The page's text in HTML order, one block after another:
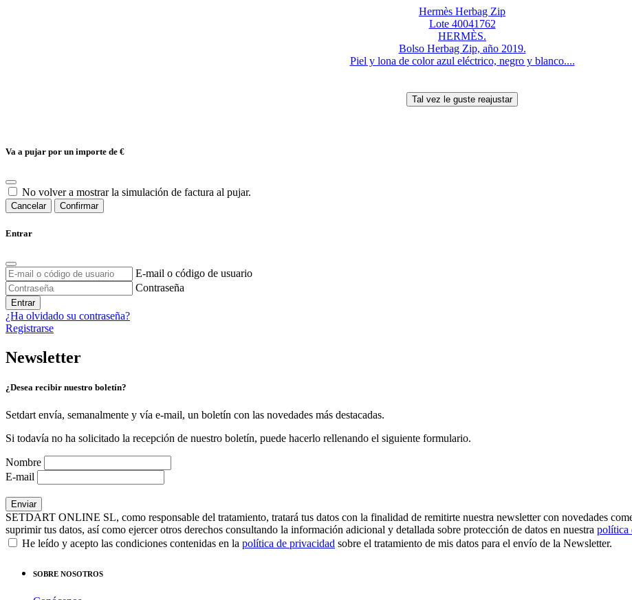
Hermès Herbag Zip
Lote 40041762
HERMÈS.
Bolso Herbag Zip, año 2019.
Piel y lona de color azul eléctrico, negro y blanco....
Va a pujar por un importe de €
No volver a mostrar la simulación de factura al pujar.
Cancelar Confirmar
Entrar
E-mail o código de usuario
Contraseña
Entrar
¿Ha olvidado su contraseña?
Registrarse
Newsletter
¿Desea recibir nuestro boletín?
Setdart envía, semanalmente y vía e-mail, un boletín con las novedades más destacadas.
Si todavía no ha solicitado la recepción de nuestro boletín, puede hacerlo rellenando el siguiente formulario.
Nombre
E-mail
SETDART ONLINE SL, como responsable del tratamiento, tratará tus datos con la finalidad de remitirte nuestra newsletter con novedades
suprimir tus datos, así como ejercer otros derechos consultando la información adicional y detallada sobre protección de datos en nuestra política
He leído y acepto las condiciones contenidas en la política de privacidad sobre el tratamiento de mis datos para el envío de la Newsletter.
SOBRE NOSOTROS